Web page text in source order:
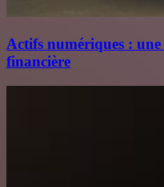
Actifs numériques :
financière